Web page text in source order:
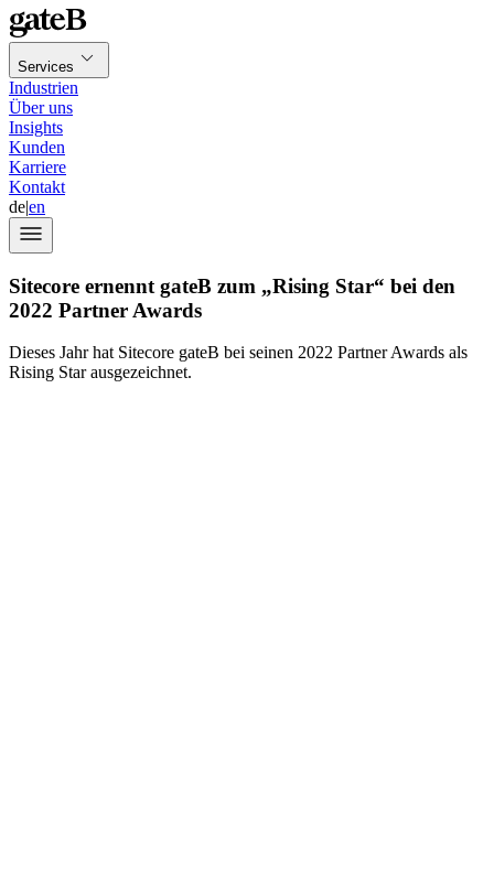
Services
Industrien
Über uns
Insights
Kunden
Karriere
Kontakt
de|en
Sitecore ernennt gateB zum „Rising Star“ bei den
2022 Partner Awards
Dieses Jahr hat Sitecore gateB bei seinen 2022 Partner Awards als
Rising Star ausgezeichnet.